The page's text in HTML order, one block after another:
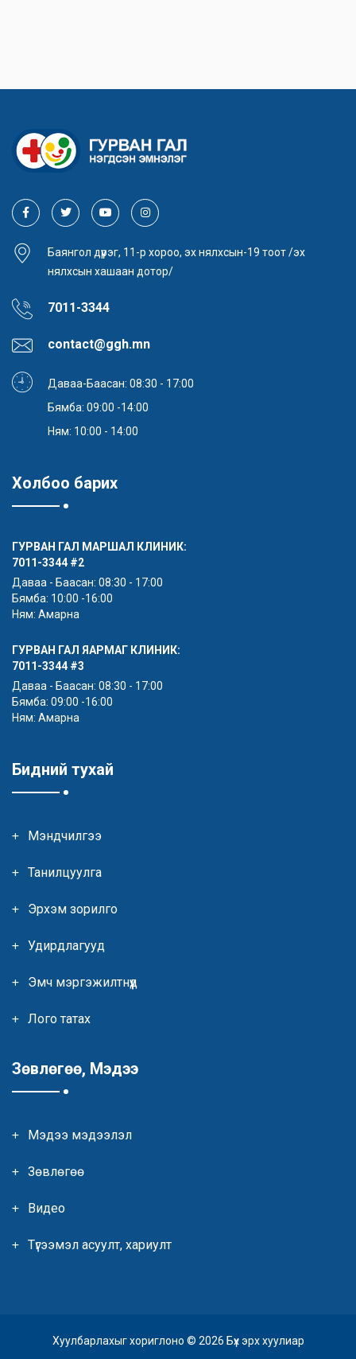
Баянгол дүүрэг, 11-р хороо, эх нялхсын-19 тоот /эх
нялхсын хашаан дотор/
7011-3344
contact@ggh.mn
Даваа-Баасан: 08:30 - 17:00
Бямба: 09:00 -14:00
Ням: 10:00 - 14:00
Холбоо барих
ГУРВАН ГАЛ МАРШАЛ КЛИНИК:
7011-3344 #2
Даваа - Баасан: 08:30 - 17:00
Бямба: 10:00 -16:00
Ням: Амарна
ГУРВАН ГАЛ ЯАРМАГ КЛИНИК:
7011-3344 #3
Даваа - Баасан: 08:30 - 17:00
Бямба: 09:00 -16:00
Ням: Амарна
Бидний тухай
Мэндчилгээ
Танилцуулга
Эрхэм зорилго
Удирдлагууд
Эмч мэргэжилтнүүд
Лого татах
Зөвлөгөө, Мэдээ
Мэдээ мэдээлэл
Зөвлөгөө
Видео
Түгээмэл асуулт, хариулт
Хуулбарлахыг хориглоно © 2026 Бүх эрх хуулиар